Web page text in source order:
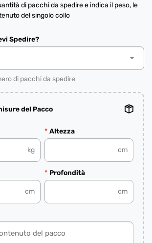
di pacchi da spedire e indica il peso, le
del singolo collo
Spedire?
di pacchi da spedire
del Pacco
kg
Altezza
cm
cm
Profondità
cm